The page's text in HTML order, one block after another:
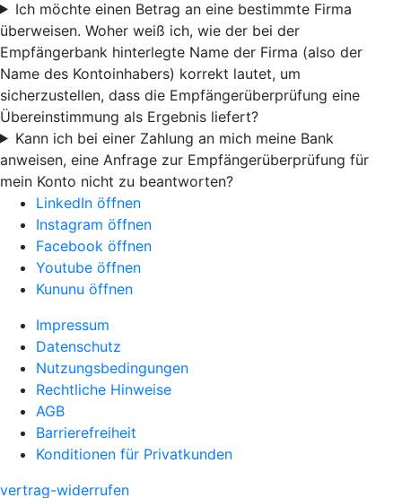
Ich möchte einen Betrag an eine bestimmte Firma
überweisen. Woher weiß ich, wie der bei der
Empfängerbank hinterlegte Name der Firma (also der
Name des Kontoinhabers) korrekt lautet, um
sicherzustellen, dass die Empfängerüberprüfung eine
Übereinstimmung als Ergebnis liefert?
Kann ich bei einer Zahlung an mich meine Bank
anweisen, eine Anfrage zur Empfängerüberprüfung für
mein Konto nicht zu beantworten?
LinkedIn öffnen
Instagram öffnen
Facebook öffnen
Youtube öffnen
Kununu öffnen
Impressum
Datenschutz
Nutzungsbedingungen
Rechtliche Hinweise
AGB
Barrierefreiheit
Konditionen für Privatkunden
vertrag-widerrufen